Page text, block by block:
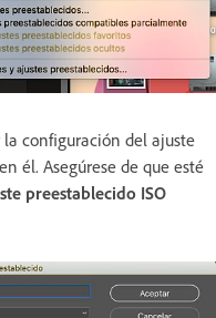
configuración del ajuste
él. Asegúrese de que esté
preestablecido ISO